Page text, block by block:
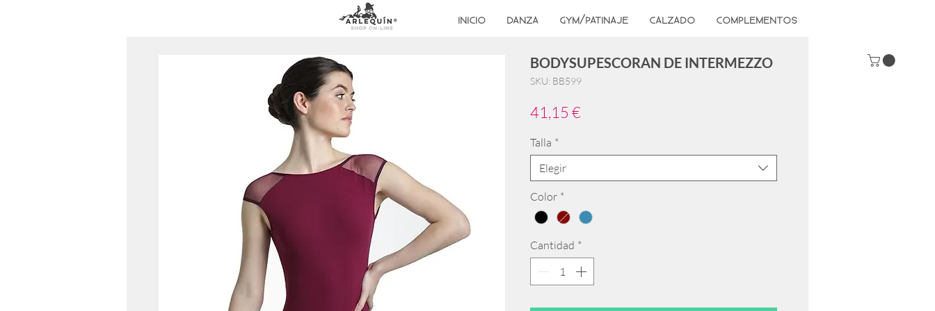
INICIO DANZA GYM/PATINAJE CALZADO COMPLEMENTOS
BODYSUPESCORAN DE INTERMEZZO
SKU: BB599
41,15 €Precio
Talla *
Elegir
Color *
Cantidad *